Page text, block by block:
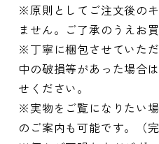
※原則としてご注文後の
ません。ご了承のうえお
※丁寧に梱包させていた
中の破損等があった場合
せください。
※実物をご覧になりたい
のご案内も可能です。（完